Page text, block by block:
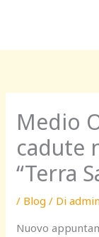
Medio
cadute
“Terra
/ Blog / Diadmin
Nuovo